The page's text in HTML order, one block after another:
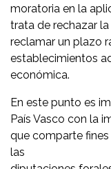
moratoria en la
trata de rechazar
reclamar un plazo
establecimientos
económica.
En este punto es
País Vasco con la
que comparte fines
las